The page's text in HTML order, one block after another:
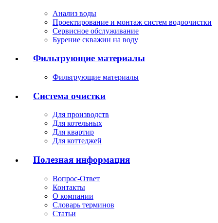
Анализ воды
Проектирование и монтаж систем водоочистки
Сервисное обслуживание
Бурение скважин на воду
Фильтрующие материалы
Фильтрующие материалы
Система очистки
Для производств
Для котельных
Для квартир
Для коттеджей
Полезная информация
Вопрос-Ответ
Контакты
О компании
Словарь терминов
Статьи